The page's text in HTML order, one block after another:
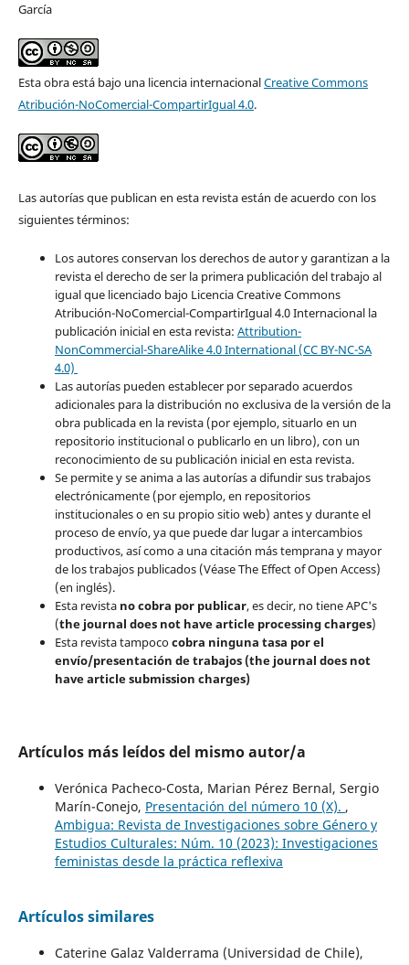
García
Esta obra está bajo una licencia internacionalCreative Commons
Atribución-NoComercial-CompartirIgual 4.0.
Las autorías que publican en esta revista están de acuerdo con los
siguientes términos:
Los autores conservan los derechos de autor y garantizan a la
revista el derecho de ser la primera publicación del trabajo al
igual que licenciado bajo Licencia Creative Commons
Atribución-NoComercial-CompartirIgual 4.0 Internacional la
publicación inicial en esta revista: Attribution-
NonCommercial-ShareAlike 4.0 International (CC BY-NC-SA
4.0)
Las autorías pueden establecer por separado acuerdos
adicionales para la distribución no exclusiva de la versión de la
obra publicada en la revista (por ejemplo, situarlo en un
repositorio institucional o publicarlo en un libro), con un
reconocimiento de su publicación inicial en esta revista.
Se permite y se anima a las autorías a difundir sus trabajos
electrónicamente (por ejemplo, en repositorios
institucionales o en su propio sitio web) antes y durante el
proceso de envío, ya que puede dar lugar a intercambios
productivos, así como a una citación más temprana y mayor
de los trabajos publicados (Véase The Effect of Open Access)
(en inglés).
Esta revista no cobra por publicar, es decir, no tiene APC's
(the journal does not have article processing charges)
Esta revista tampococobra ninguna tasa por el
envío/presentación de trabajos (the journal does not
have article submission charges)
Artículos más leídos del mismo autor/a
Verónica Pacheco-Costa, Marian Pérez Bernal, Sergio
Marín-Conejo, Presentación del número 10 (X). ,
Ambigua: Revista de Investigaciones sobre Género y
Estudios Culturales: Núm. 10 (2023): Investigaciones
feministas desde la práctica reflexiva
Artículos similares
Caterine Galaz Valderrama (Universidad de Chile),